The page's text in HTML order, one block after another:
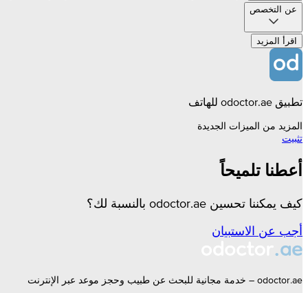
عن التخصص
اقرأ المزيد
تطبيق odoctor.ae للهاتف
المزيد من الميزات الجديدة
تثبيت
أعطنا تلميحاً
كيف يمكننا تحسين odoctor.ae بالنسبة لك؟
أجب عن الاستبيان
odoctor.ae – خدمة مجانية للبحث عن طبيب وحجز موعد عبر الإنترنت